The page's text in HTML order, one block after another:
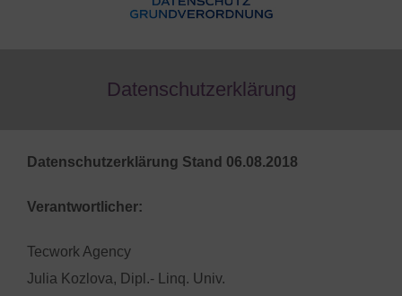
Datenschutzerklärung
Datenschutzerklärung Stand 06.08.2018
Verantwortlicher:
Tecwork Agency
Julia Kozlova, Dipl.- Linq. Univ.